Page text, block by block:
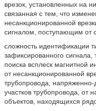
врезок, установленных на
связанная с тем, что
несанкционированной
сигналом, поступающим от
сложность идентификации
зафиксированного сигнала,
поиска всплеск магнитной
от несанкционированной
трубопровода,
участков трубопровода, от
объектов, находящихся